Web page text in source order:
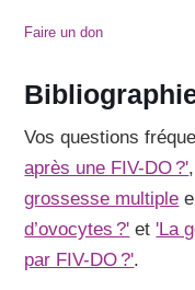
Faire un don
Vos questions
après une FIV-DO ?'
grossesse multiple
d’ovocytes ?' et'La
par FIV-DO ?'.